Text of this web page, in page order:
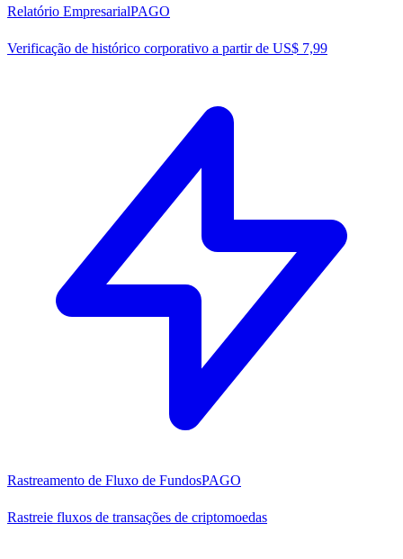
Relatório EmpresarialPAGO
Verificação de histórico corporativo a partir de US$ 7,99
Rastreamento de Fluxo de FundosPAGO
Rastreie fluxos de transações de criptomoedas